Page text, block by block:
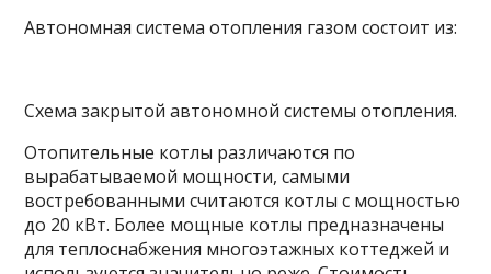
Автономная система отопления газом состоит из:
Схема закрытой автономной системы отопления.
Отопительные котлы различаются по
вырабатываемой мощности, самыми
востребованными считаются котлы с мощностью
до 20 кВт. Более мощные котлы предназначены
для теплоснабжения многоэтажных коттеджей и